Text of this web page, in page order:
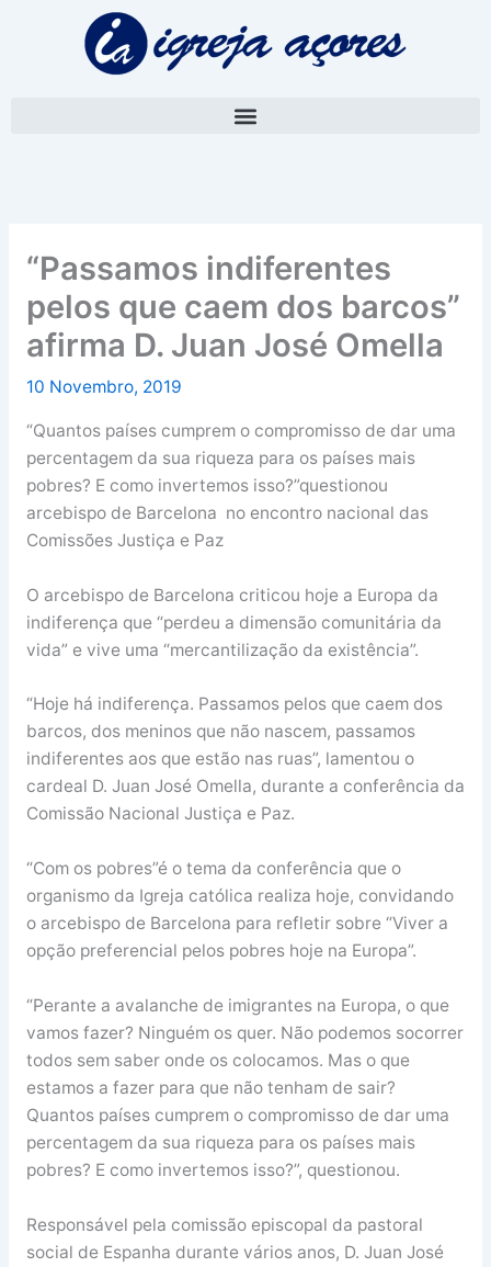
“Passamos indiferentes
pelos que caem dos barcos”
afirma D. Juan José Omella
10 Novembro, 2019
“Quantos países cumprem o compromisso de dar uma
percentagem da sua riqueza para os países mais
pobres? E como invertemos isso?”questionou
arcebispo de Barcelona no encontro nacional das
Comissões Justiça e Paz
O arcebispo de Barcelona criticou hoje a Europa da
indiferença que “perdeu a dimensão comunitária da
vida” e vive uma “mercantilização da existência”.
“Hoje há indiferença. Passamos pelos que caem dos
barcos, dos meninos que não nascem, passamos
indiferentes aos que estão nas ruas”, lamentou o
cardeal D. Juan José Omella, durante a conferência da
Comissão Nacional Justiça e Paz.
“Com os pobres”é o tema da conferência que o
organismo da Igreja católica realiza hoje, convidando
o arcebispo de Barcelona para refletir sobre “Viver a
opção preferencial pelos pobres hoje na Europa”.
“Perante a avalanche de imigrantes na Europa, o que
vamos fazer? Ninguém os quer. Não podemos socorrer
todos sem saber onde os colocamos. Mas o que
estamos a fazer para que não tenham de sair?
Quantos países cumprem o compromisso de dar uma
percentagem da sua riqueza para os países mais
pobres? E como invertemos isso?”, questionou.
Responsável pela comissão episcopal da pastoral
social de Espanha durante vários anos, D. Juan José